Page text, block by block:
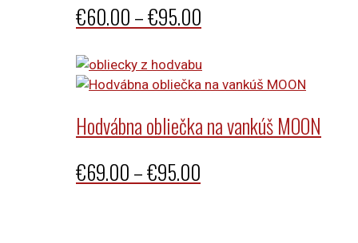
€60.00–€95.00
€60.00
€95.00
Hodvábna obliečka na vankúš MOON
€69.00–€95.00